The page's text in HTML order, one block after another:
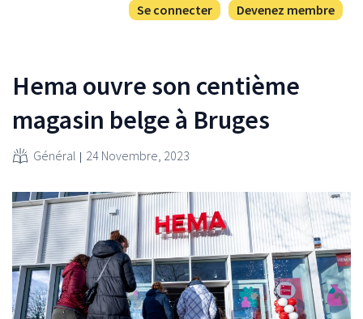
Se connecter
Devenez membre
Hema ouvre son centième
magasin belge à Bruges
Général 24 Novembre, 2023